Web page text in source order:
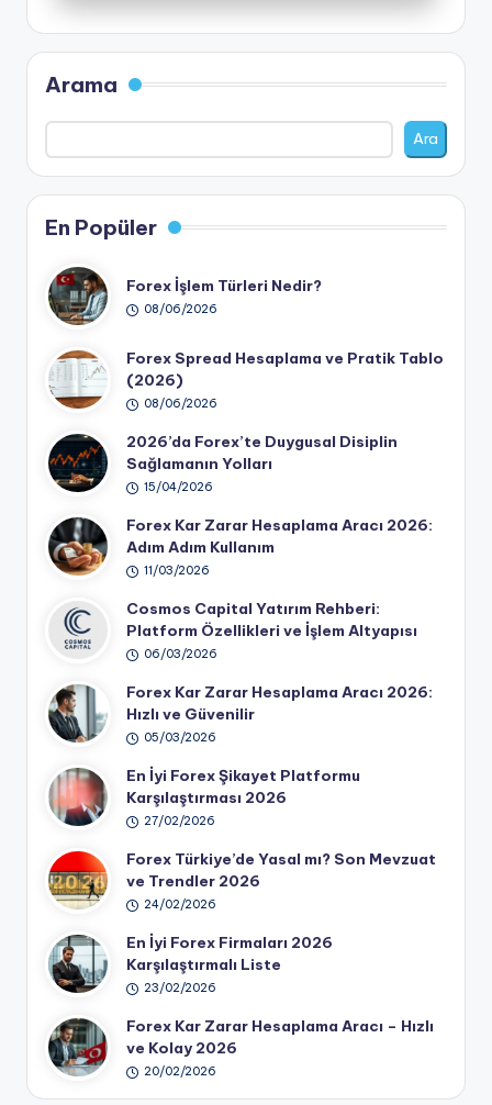
Arama
Ara
En Popüler
Forex İşlem Türleri Nedir?
08/06/2026
Forex Spread Hesaplama ve Pratik Tablo
(2026)
08/06/2026
2026’da Forex’te Duygusal Disiplin
Sağlamanın Yolları
15/04/2026
Forex Kar Zarar Hesaplama Aracı 2026:
Adım Adım Kullanım
11/03/2026
Cosmos Capital Yatırım Rehberi:
Platform Özellikleri ve İşlem Altyapısı
06/03/2026
Forex Kar Zarar Hesaplama Aracı 2026:
Hızlı ve Güvenilir
05/03/2026
En İyi Forex Şikayet Platformu
Karşılaştırması 2026
27/02/2026
Forex Türkiye’de Yasal mı? Son Mevzuat
ve Trendler 2026
24/02/2026
En İyi Forex Firmaları 2026
Karşılaştırmalı Liste
23/02/2026
Forex Kar Zarar Hesaplama Aracı – Hızlı
ve Kolay 2026
20/02/2026